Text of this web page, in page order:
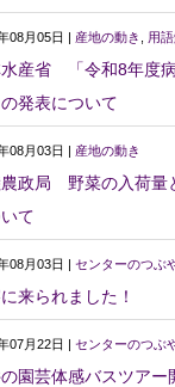
08月05日 | 産地の動き 用
水産省 「令和8年度
発表について
08月03日 | 産地の動き
政局 野菜の入荷量
て
08月03日 | センターのつぶ
来られました！
07月22日 | センターのつぶ
園芸体感バスツアー